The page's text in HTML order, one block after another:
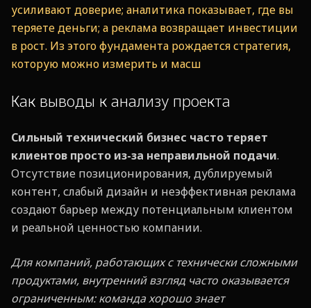
усиливают доверие; аналитика показывает, где вы
теряете деньги; а реклама возвращает инвестиции
в рост. Из этого фундамента рождается стратегия,
которую можно измерить и масш
Как выводы к анализу проекта
Сильный технический бизнес часто теряет
клиентов просто из-за неправильной подачи.
Отсутствие позиционирования, дублируемый
контент, слабый дизайн и неэффективная реклама
создают барьер между потенциальным клиентом
и реальной ценностью компании.
Для компаний, работающих с технически сложными
продуктами, внутренний взгляд часто оказывается
ограниченным: команда хорошо знает